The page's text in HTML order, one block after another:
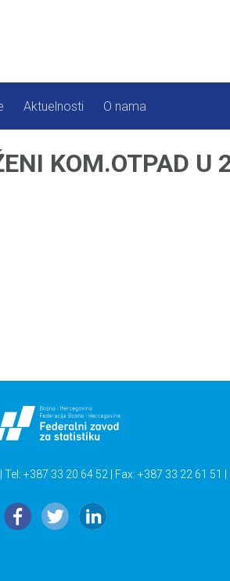
Aktuelnosti O nama
KOM.OTPAD
+387 33 20 64 52 | Fax: +387 33 22 61 51 |